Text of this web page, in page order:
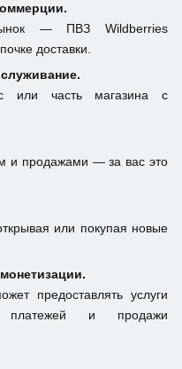
— ПВЗ Wildberries
доставки.
часть магазина с
и продажами — за вас это
или покупая новые
предоставлять услуги
платежей и продажи